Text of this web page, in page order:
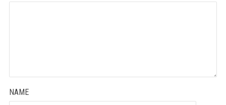
NAME